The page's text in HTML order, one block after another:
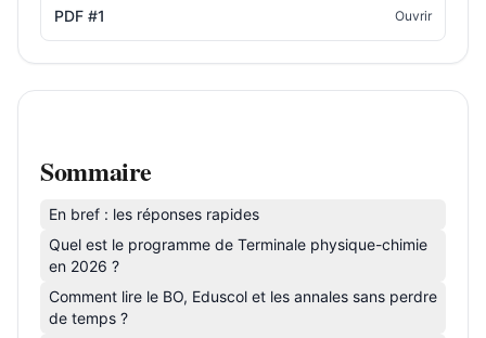
PDF #1 Ouvrir
Sommaire
En bref : les réponses rapides
Quel est le programme de Terminale physique-chimie
en 2026 ?
Comment lire le BO, Eduscol et les annales sans perdre
de temps ?